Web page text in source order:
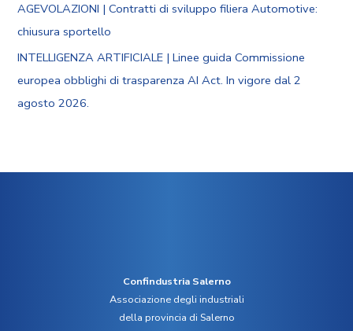
AGEVOLAZIONI | Contratti di sviluppo filiera Automotive:
chiusura sportello
INTELLIGENZA ARTIFICIALE | Linee guida Commissione
europea obblighi di trasparenza AI Act. In vigore dal 2
agosto 2026.
Confindustria Salerno
Associazione degli industriali
della provincia di Salerno